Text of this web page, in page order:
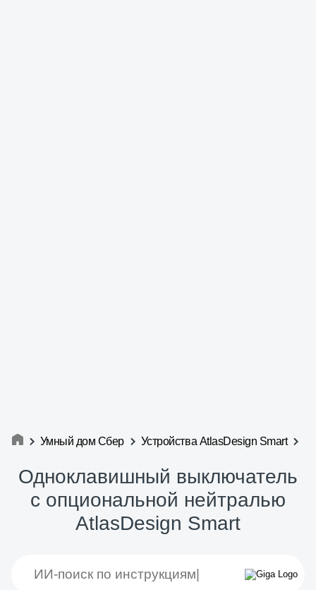
Умный дом Сбер Устройства AtlasDesign Smart
Одноклавишный выключатель
с опциональной нейтралью
AtlasDesign Smart